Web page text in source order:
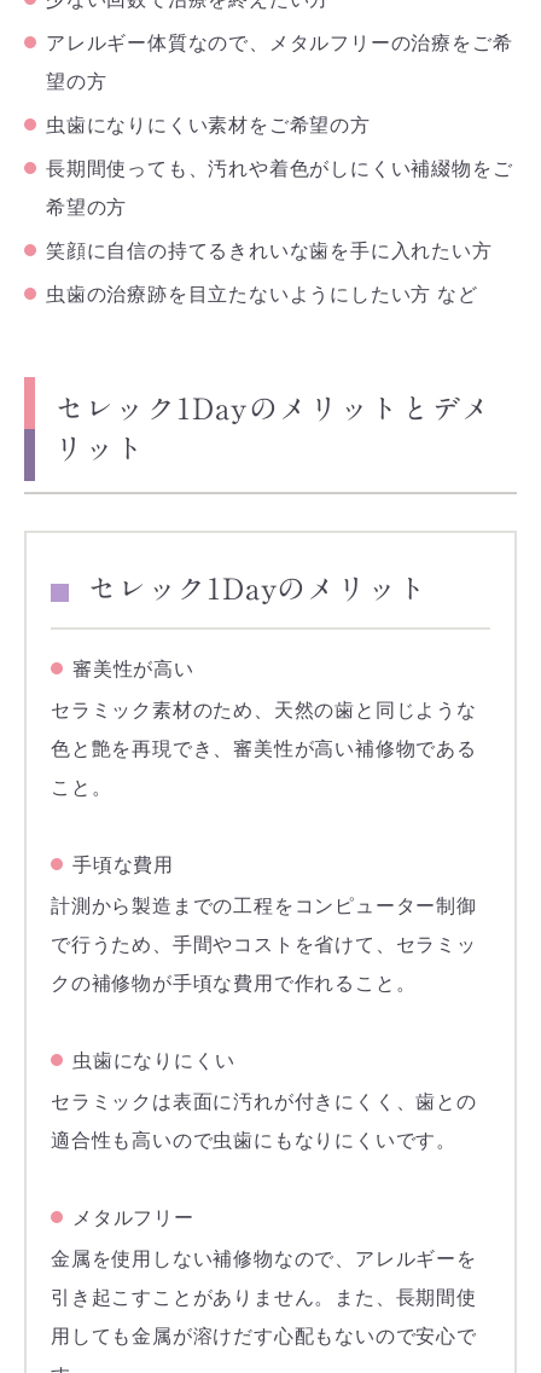
アレルギー体質なので、メタルフリーの治療をご希
望の方
虫歯になりにくい素材をご希望の方
長期間使っても、汚れや着色がしにくい補綴物をご
希望の方
笑顔に自信の持てるきれいな歯を手に入れたい方
虫歯の治療跡を目立たないようにしたい方 など
セレック1Dayのメリットとデメ
リット
セレック1Dayのメリット
審美性が高い
セラミック素材のため、天然の歯と同じような
色と艶を再現でき、審美性が高い補修物である
こと。
手頃な費用
計測から製造までの工程をコンピューター制御
で行うため、手間やコストを省けて、セラミッ
クの補修物が手頃な費用で作れること。
虫歯になりにくい
セラミックは表面に汚れが付きにくく、歯との
適合性も高いので虫歯にもなりにくいです。
メタルフリー
金属を使用しない補修物なので、アレルギーを
引き起こすことがありません。また、長期間使
用しても金属が溶けだす心配もないので安心で